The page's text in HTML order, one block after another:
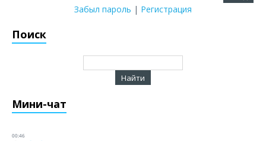
Забыл пароль | Регистрация
Поиск
Мини-чат